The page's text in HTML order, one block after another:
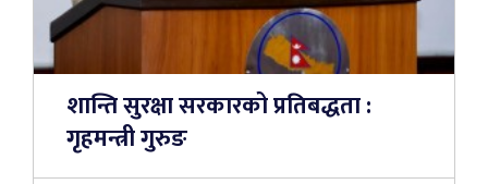
शान्ति सुरक्षा सरकारको प्रतिबद्धता :
गृहमन्त्री गुरुङ